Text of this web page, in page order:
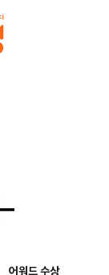
내용을 알려주시면, 검토 후 견적서를 보내드
어워드 수상